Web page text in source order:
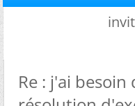
Re : j'ai